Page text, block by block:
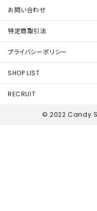
お問い合わせ
特定商取引法
プライバシーポリシー
SHOP LIST
RECRUIT
© 2022 Candy